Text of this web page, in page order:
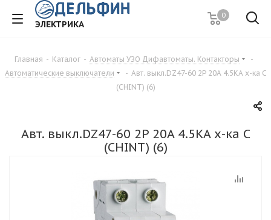
ЭЛЕКТРИКА
0
Главная - Каталог - Автоматы УЗО Дифавтоматы. Контакторы
-
Автоматические выключатели
- Авт. выкл.DZ47-60 2P 20A 4.5KA х-ка C
(CHINT) (6)
Авт. выкл.DZ47-60 2P 20A 4.5KA х-ка C
(CHINT) (6)